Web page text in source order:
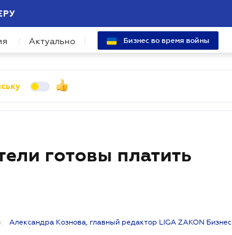
Актуально Бизнес во время войны
готовы платить
Александра Кознова, главный редактор LIGA ZAKON Бизнес